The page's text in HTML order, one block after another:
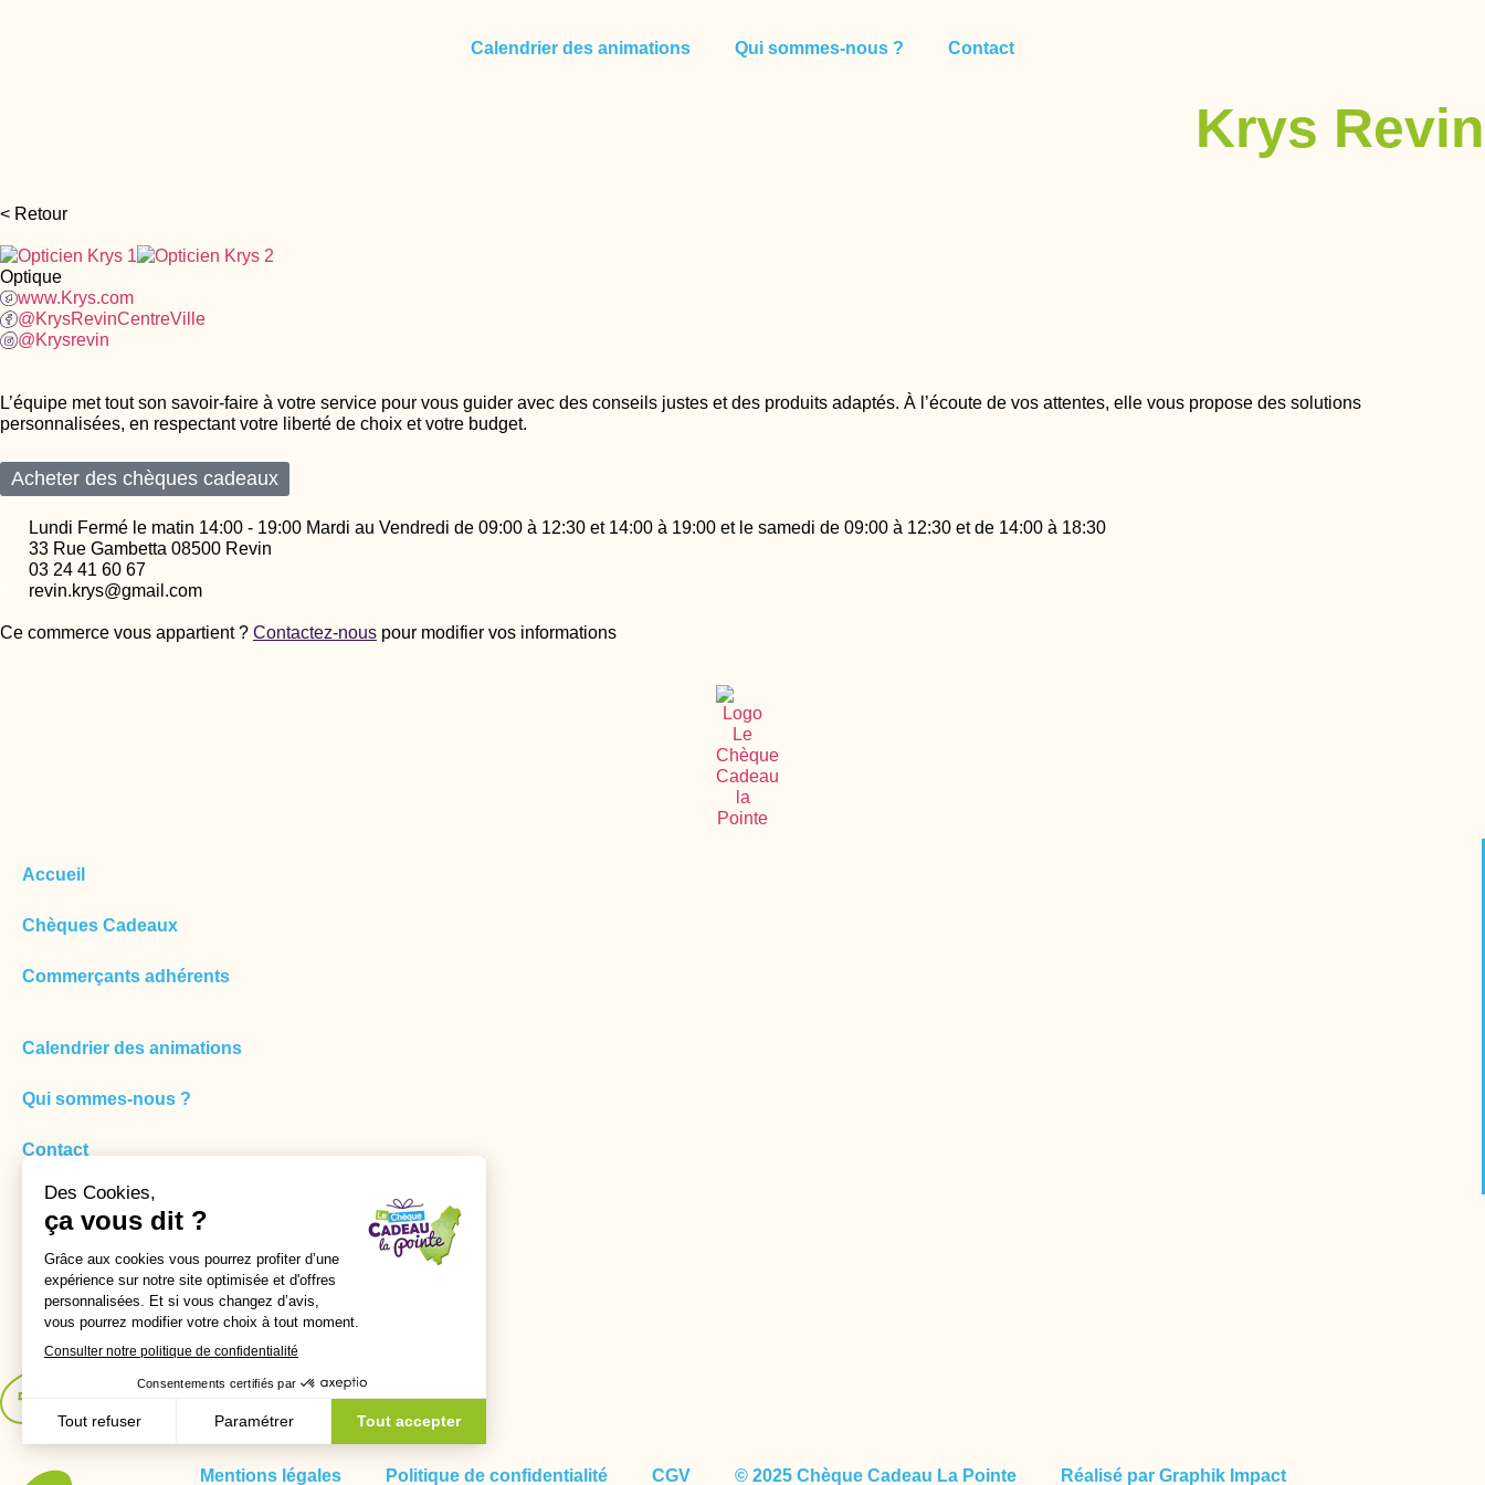
Calendrier des animations Qui sommes-nous ? Contact
Krys Revin
< Retour
Optique
www.Krys.com
@KrysRevinCentreVille
@Krysrevin
L’équipe met tout son savoir-faire à votre service pour vous guider avec des conseils justes et des produits adaptés. À l’écoute de vos attentes, elle vous propose des solutions
personnalisées, en respectant votre liberté de choix et votre budget.
Acheter des chèques cadeaux
Lundi Fermé le matin 14:00 - 19:00 Mardi au Vendredi de 09:00 à 12:30 et 14:00 à 19:00 et le samedi de 09:00 à 12:30 et de 14:00 à 18:30
33 Rue Gambetta 08500 Revin
03 24 41 60 67
revin.krys@gmail.com
Ce commerce vous appartient ? Contactez-nous pour modifier vos informations
Accueil
Chèques Cadeaux
Commerçants adhérents
Calendrier des animations
Qui sommes-nous ?
Contact
Mon compte
Mes commandes
Retrait des commandes & permanences
Mentions légales Politique de confidentialité CGV © 2025 Chèque Cadeau La Pointe Réalisé par Graphik Impact